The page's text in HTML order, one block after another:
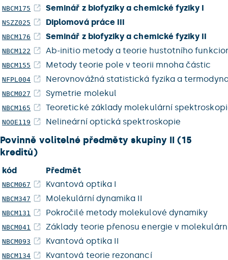
NBCM175 Seminář z biofyziky a chemické fyziky I
NSZZ025 Diplomová práce III
NBCM176 Seminář z biofyziky a chemické fyziky II
NBCM122 Ab-initio metody a teorie hustotního
NBCM155 Metody teorie pole v teorii mnoha částic
NFPL004 Nerovnovážná statistická fyzika a
NBCM027 Symetrie molekul
NBCM165 Teoretické základy molekulární
NOOE119 Nelineární optická spektroskopie
Povinně volitelné předměty skupiny II (15
kreditů)
kód Předmět
NBCM067 Kvantová optika I
NBCM347 Molekulární dynamika II
NBCM131 Pokročilé metody molekulové dynamiky
NBCM041 Základy teorie přenosu energie v
NBCM093 Kvantová optika II
NBCM134 Kvantová teorie rezonancí